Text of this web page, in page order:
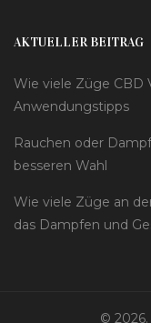
AKTUELLER BEITRAG
Wie viele Züge CBD
Anwendungstipps
Rauchen oder
besseren Wahl
Wie viele Züge an
das Dampfen und
©